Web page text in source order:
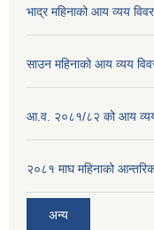
भाद्र महिनाको आय व्यय
साउन महिनाको आय व्यय
आ.व. २०८१/८२ को आय
२०८१ माघ महिनाको
अन्य